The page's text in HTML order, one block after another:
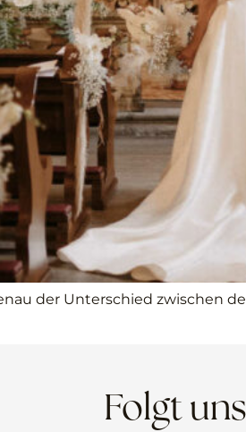
der Unterschied zwischen
Folgt